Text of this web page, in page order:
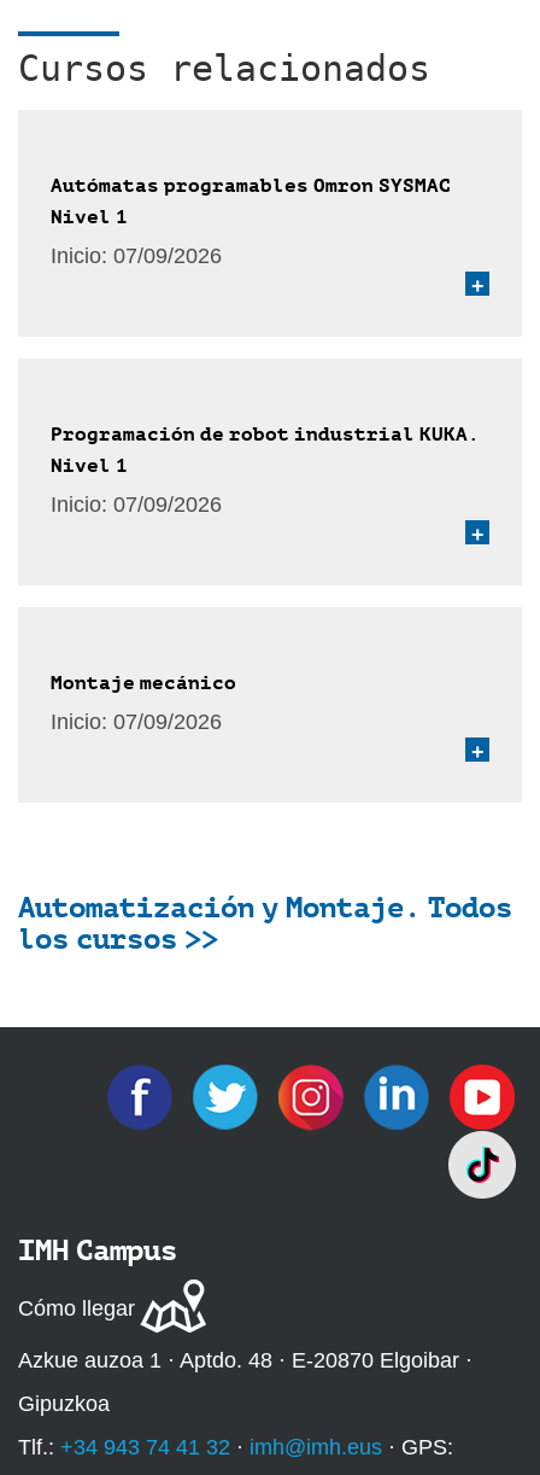
Cursos relacionados
Autómatas programables Omron SYSMAC
Nivel 1
Inicio: 07/09/2026
+
Programación de robot industrial KUKA.
Nivel 1
Inicio: 07/09/2026
+
Montaje mecánico
Inicio: 07/09/2026
+
Automatización y Montaje. Todos
los cursos >>
IMH Campus
Cómo llegar
Azkue auzoa 1 · Aptdo. 48 · E-20870 Elgoibar ·
Gipuzkoa
Tlf.: +34 943 74 41 32 · imh@imh.eus · GPS: